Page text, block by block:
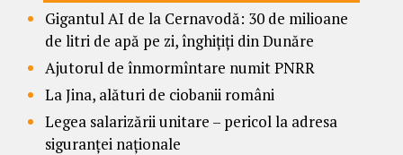
Gigantul AI de la Cernavodă: 30 de milioane
de litri de apă pe zi, înghițiți din Dunăre
Ajutorul de înmormîntare numit PNRR
La Jina, alături de ciobanii români
Legea salarizării unitare – pericol la adresa
siguranței naționale